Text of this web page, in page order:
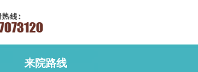
来院路线